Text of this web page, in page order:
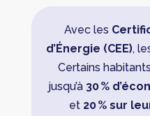
Avec les
d’Énergie (CEE),
Certains
jusqu’à 30 %
et 20 % sur